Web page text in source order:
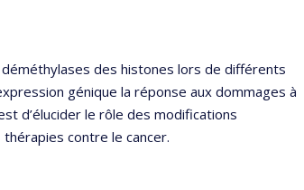
des histones lors de différents
génique la réponse aux dommages à
d’élucider le rôle des modifications
contre le cancer.